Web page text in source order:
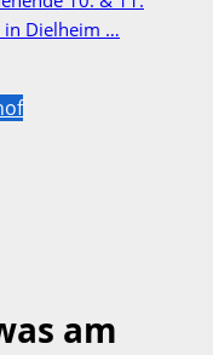
in Dielheim …
am